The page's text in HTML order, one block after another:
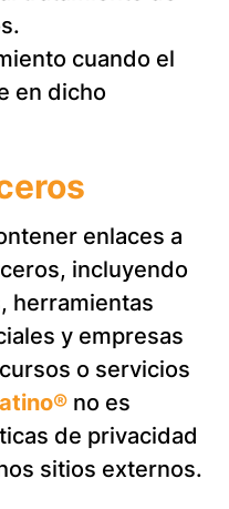
cuando el
en dicho
enlaces a
incluyendo
herramientas
y empresas
o servicios
no es
de privacidad
sitios externos.